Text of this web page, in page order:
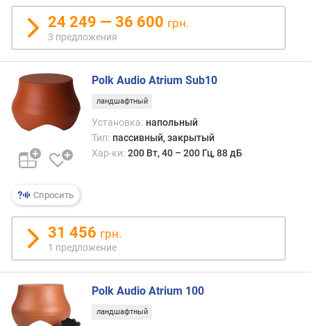
)
ч
у
в
е
л
н
о
т
(
д
)
24 249 — 36 600 грн.
3 предложения
Спросить
Polk Audio Atrium Sub10
ландшафтный
Установка: напольный
Тип: пассивный, закрытый
Хар-ки: 200 Вт, 40 – 200 Гц, 88 дБ
31 456 грн.
1 предложение
Polk Audio Atrium 100
ландшафтный